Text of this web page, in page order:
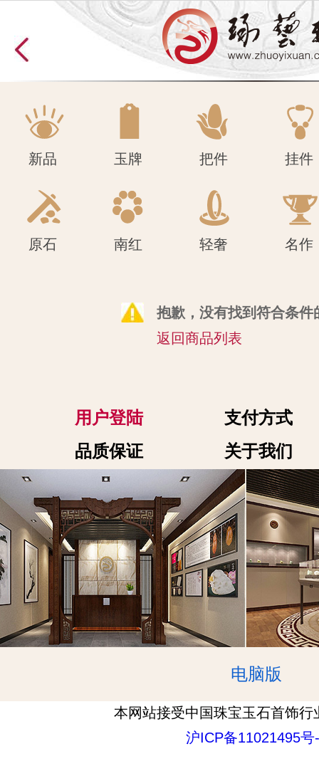
原石 南红 轻奢 名作
新品 玉牌 把件 挂件
原石 南红 轻奢 名作
抱歉，没有找到符合条件
返回商品列表
用户登陆
支付方式
品质保证
关于我们
电脑版
本网站接受中国珠宝玉石首饰行
沪ICP备11021495号